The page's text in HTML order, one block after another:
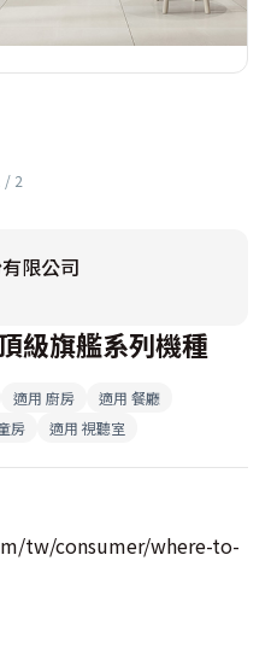
/ 2
限公司
級旗艦系列機種
適用 廚房 適用 餐廳
房 適用 視聽室
tw/consumer/where-to-